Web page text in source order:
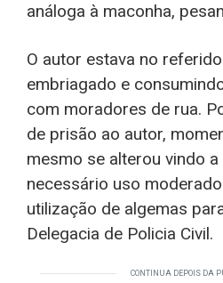
análoga à maconha,
O autor estava no
embriagado e
com moradores de rua.
de prisão ao autor,
mesmo se alterou vindo
necessário uso
utilização de algemas
Delegacia de Policia Civil.
CONTINUA DEPOIS DA